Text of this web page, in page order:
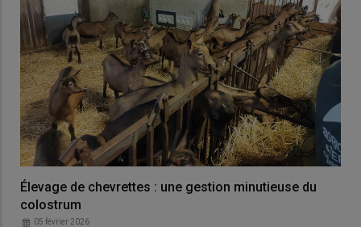
Élevage de chevrettes : une gestion minutieuse du
colostrum
05 février 2026